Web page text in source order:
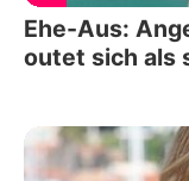
Ehe-Aus:
outet sich als